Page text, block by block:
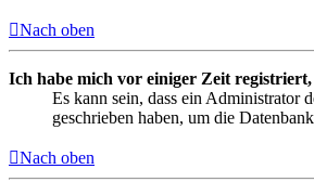
Nach oben
Ich habe mich vor einiger Zeit
Es kann sein, dass ein Administrator
geschrieben haben, um die
Nach oben